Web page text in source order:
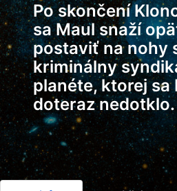
Po skončení
sa Maul snaží
postaviť na nohy
kriminálny
planéte, ktorej sa
doteraz nedotklo.